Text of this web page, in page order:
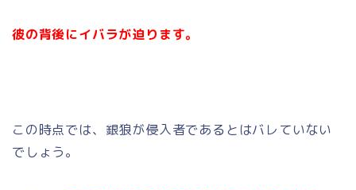
彼の背後にイバラが迫ります。
この時点では、銀狼が侵入者であるとはバレていない
でしょう。